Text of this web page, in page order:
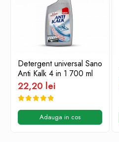
Detergent universal Sano
Anti Kalk 4 in 1 700 ml
22,20 lei
Adauga in cos